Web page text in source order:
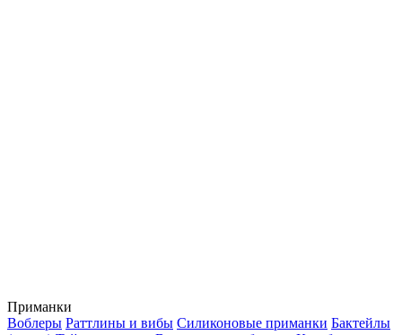
Приманки
Воблеры Раттлины и вибы Силиконовые приманки Бактейлы